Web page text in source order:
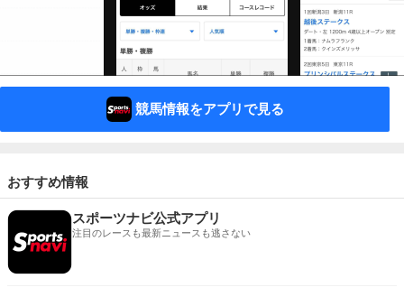
競馬情報をアプリで見る
おすすめ情報
スポーツナビ公式アプリ
注目のレースも最新ニュースも逃さない